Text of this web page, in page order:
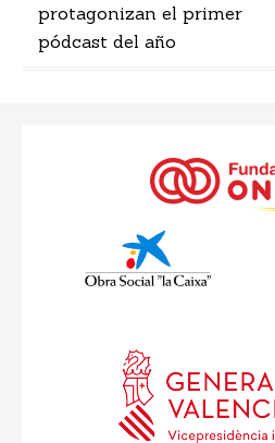
protagonizan el primer
pódcast del año